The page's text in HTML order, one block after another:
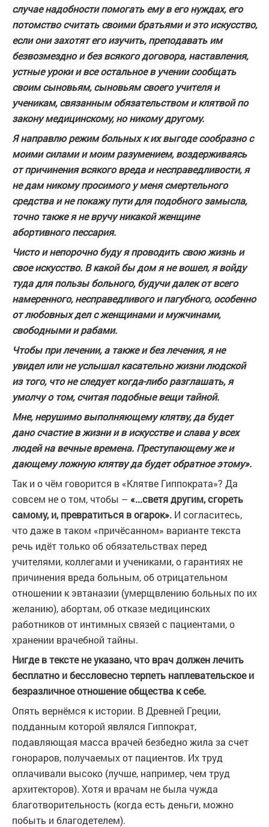
случае надобности помогать ему в его нуждах, его
потомство считать своими братьями и это искусство,
если они захотят его изучить, преподавать им
безвозмездно и без всякого договора, наставления,
устные уроки и все остальное в учении сообщать
своим сыновьям, сыновьям своего учителя и
ученикам, связанным обязательством и клятвой по
закону медицинскому, но никому другому.
Я направлю режим больных к их выгоде сообразно с
моими силами и моим разумением, воздерживаясь
от причинения всякого вреда и несправедливости, я
не дам никому просимого у меня смертельного
средства и не покажу пути для подобного замысла,
точно также я не вручу никакой женщине
абортивного пессария.
Чисто и непорочно буду я проводить свою жизнь и
свое искусство. В какой бы дом я не вошел, я войду
туда для пользы больного, будучи далек от всего
намеренного, несправедливого и пагубного, особенно
от любовных дел с женщинами и мужчинами,
свободными и рабами.
Чтобы при лечении, а также и без лечения, я не
увидел или не услышал касательно жизни людской
из того, что не следует когда-либо разглашать, я
умолчу о том, считая подобные вещи тайной.
Мне, нерушимо выполняющему клятву, да будет
дано счастие в жизни и в искусстве и слава у всех
людей на вечные времена. Преступающему же и
дающему ложную клятву да будет обратное этому».
Так и о чём говорится в «Клятве Гиппократа»? Да
совсем не о том, чтобы – «...светя другим, сгореть
самому, и, превратиться в огарок». И согласитесь,
что даже в таком «причёсанном» варианте текста
речь идёт только об обязательствах перед
учителями, коллегами и учениками, о гарантиях не
причинения вреда больным, об отрицательном
отношении к эвтаназии (умерщвлению больных по их
желанию), абортам, об отказе медицинских
работников от интимных связей с пациентами, о
хранении врачебной тайны.
Нигде в тексте не указано, что врач должен лечить
бесплатно и бессловесно терпеть наплевательское и
безразличное отношение общества к себе.
Опять вернёмся к истории. В Древней Греции,
подданным которой являлся Гиппократ,
подавляющая масса врачей безбедно жила за счет
гонораров, получаемых от пациентов. Их труд
оплачивали высоко (лучше, например, чем труд
архитекторов). Хотя и врачам не была чужда
благотворительность (когда есть деньги, можно
побыть и благодетелем).